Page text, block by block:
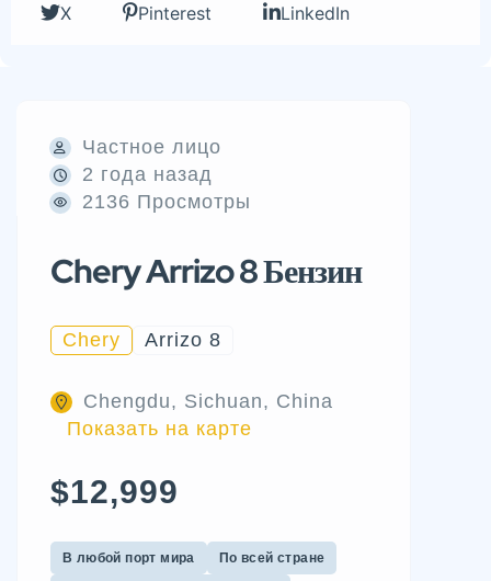
X Pinterest LinkedIn
Частное лицо
2 года назад
2136 Просмотры
Chery Arrizo 8 Бензин
Chery Arrizo 8
Chengdu, Sichuan, China
Показать на карте
$12,999
В любой порт мира По всей стране